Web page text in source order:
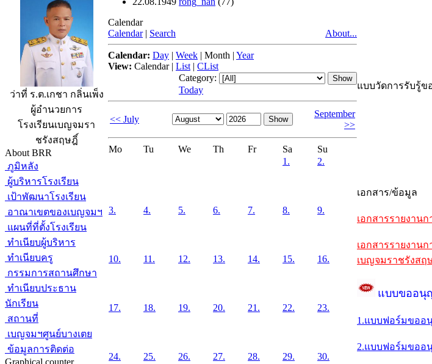
ว่าที่ ร.ต.เกชา กลิ่นเพ็ง
ผู้อำนวยการ
โรงเรียนเบญจมรา
ชรังสฤษฎิ์
About BRR
ภูมิหลัง
ผู้บริหารโรงเรียน
เป้าพัฒนาโรงเรียน
อาณาเขตของเบญจมฯ
แผนที่ที่ตั้งโรงเรียน
ทำเนียบผู้บริหาร
ทำเนียบครู
กรรมการสถานศึกษา
ทำเนียบประธาน
นักเรียน
สถานที่
เบญจมฯศูนย์บางเตย
ข้อมูลการติดต่อ
Graphical counter
Calendar
Calendar | Search About...
Calendar: Day | Week | Month | Year
View: Calendar| List | CList
Category:
Today
<< July
September
>>
Mo Tu We Th Fr Sa
Su
1.
2.
3. 4. 5. 6. 7. 8. 9.
10. 11. 12. 13. 14. 15. 16.
17. 18. 19. 20. 21. 22. 23.
24. 25. 26. 27. 28. 29. 30.
แบบวัดการรับรู้ข
เอกสาร/ข้อมูล
เอกสารรายงาน
เอกสารรายงาน
เบญจมราชรังสฤ
แบบขออนุ
1.แบบฟอร์มขออ
2.แบบฟอร์มขออ